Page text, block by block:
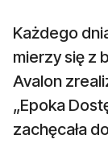
Każdego
mierzy się z
Avalon
„Epoka
zachęcała